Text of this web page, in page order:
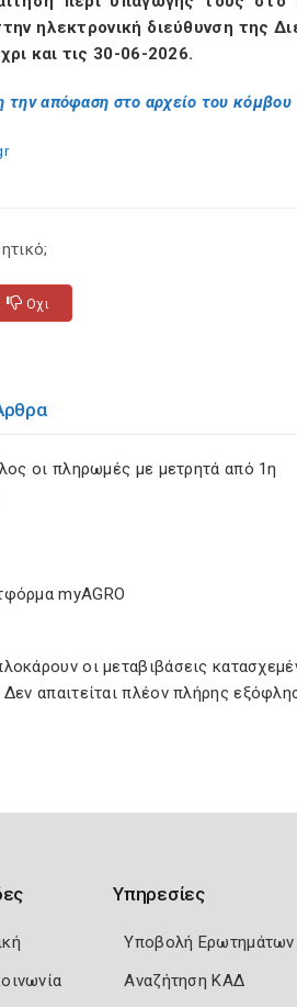
ηλεκτρονική διεύθυνση της
και τις 30-06-2026.
την απόφαση στο αρχείο του κόμβου
Οχι
οι πληρωμές με μετρητά από 1η
myAGRO
οι μεταβιβάσεις
απαιτείται πλέον πλήρης
Υπηρεσίες
Υποβολή Ερωτημάτων
Αναζήτηση ΚΑΔ